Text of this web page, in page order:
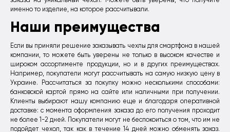
именно то изделие, на которое рассчитывали.
Наши преимущества
Если вы приняли решение заказывать чехлы для смартфона в нашей
компании, то можете быть уверены не только в высоком качестве и
широком ассортименте продукции, но и в других преимуществах.
Например, покупатели могут рассчитывать на самую низкую цену в
Украине. Рассчитаться за покупку можно несколькими способами:
банковской картой прямо на сайте или наличными при получении.
Клиенты выбирают нашу компанию еще и благодаря оперативной
доставке: с момента оформления заказа до его получения проходит
не более 1-2 дней. Покупатели могут не беспокоиться о том, что им не
подойдет чехол, так как в течение 14 дней можно обменять заказ.